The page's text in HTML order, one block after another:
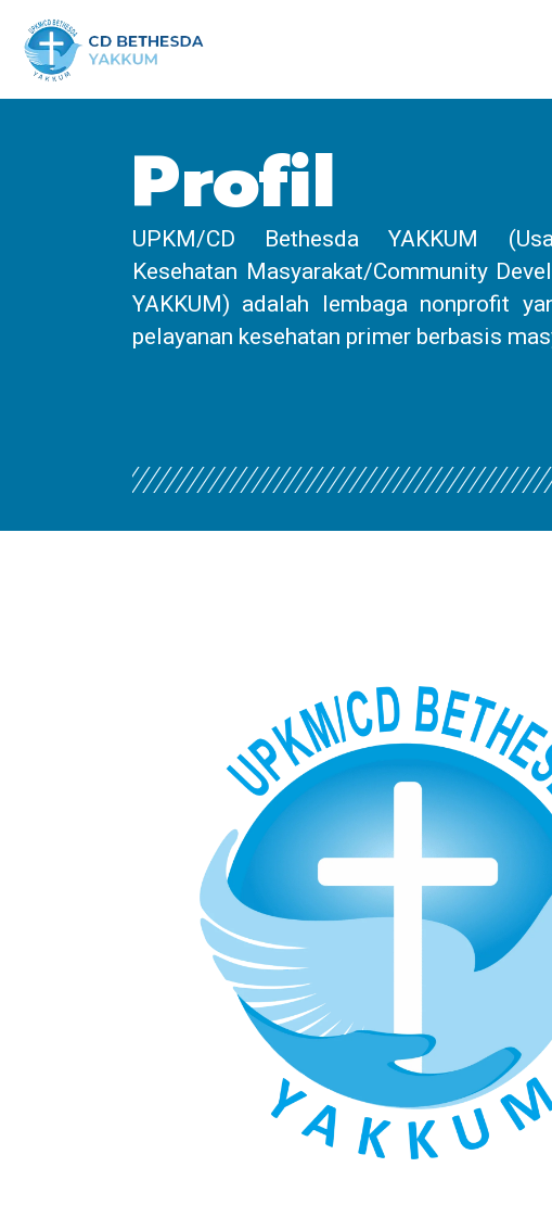
Profil
UPKM/CD Bethesda YAKKUM
Kesehatan Masyarakat/Community
YAKKUM) adalah lembaga nonprofit
pelayanan kesehatan primer berbasis